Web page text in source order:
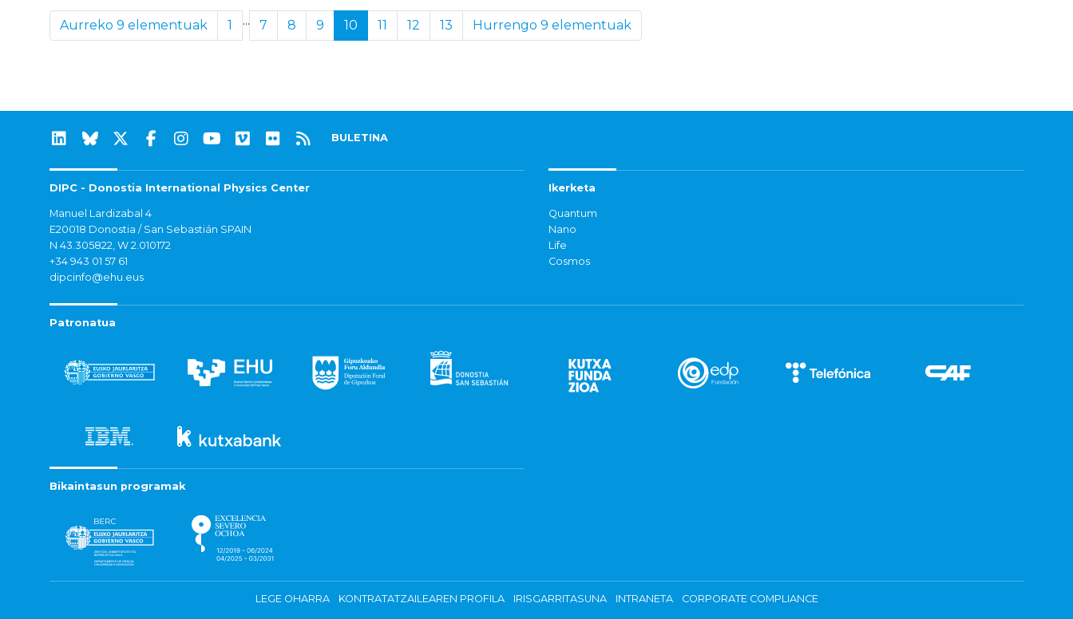
Aurreko 9 elementuak 1 ... 7 8 9 10 11 12 13 Hurrengo 9 elementuak
BULETINA
DIPC - Donostia International Physics Center
Manuel Lardizabal 4
E20018 Donostia / San Sebastián SPAIN
N 43.305822, W 2.010172
+34 943 01 57 61
dipcinfo@ehu.eus
Ikerketa
Quantum
Nano
Life
Cosmos
Patronatua
Bikaintasun programak
LEGE OHARRA KONTRATATZAILEAREN PROFILA IRISGARRITASUNA INTRANETA CORPORATE COMPLIANCE